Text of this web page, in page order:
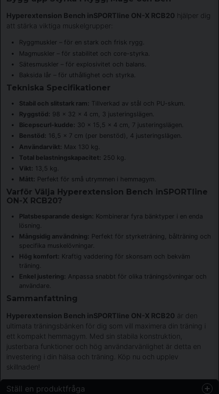
Hyperextension Bench inSPORTline ON-X RCB20 hjälper dig
att stärka viktiga muskelgrupper:
Ryggmuskler – för en stark och frisk rygg.
Magmuskler – för stabilitet och core-styrka.
Sätesmuskler – för explosivitet och balans.
Baksida lår – för uthållighet och styrka.
Tekniska Specifikationer
Stabil och slitstark ram: Tillverkad av stål och PU-skum.
Ryggstöd: 98 x 32 x 4 cm, 3 justeringslägen.
Bicepscurl-kudde: 30 x 15,5 x 4 cm, 7 justeringslägen.
Benstöd: 16,5 x 7 cm (per benstöd), 4 justeringslägen.
Användarvikt: Max 130 kg.
Total belastningskapacitet: 250 kg.
Vikt: 13,5 kg.
Mått: Perfekt för små utrymmen i hemmagym.
Varför Välja Hyperextension Bench inSPORTline
ON-X RCB20?
Platsbesparande design: Kombinerar fyra bänktyper i en enda
lösning.
Mångsidig användning: Perfekt för styrketräning, bålträning och
specifika muskelövningar.
Hög komfort: Kraftig vaddering för skonsam och bekväm
träning.
Enkel justering: Anpassa snabbt för olika träningsövningar och
användare.
Sammanfattning
Hyperextension Bench inSPORTline ON-X RCB20 är den
ultimata träningsbänken för dig som vill maximera din träning i
ett kompakt hemmagym. Med sin stabila konstruktion,
justerbara funktioner och hög användarvänlighet är detta en
investering i din hälsa och träning. Köp nu och upplev
skillnaden!
Ställ en produktfråga